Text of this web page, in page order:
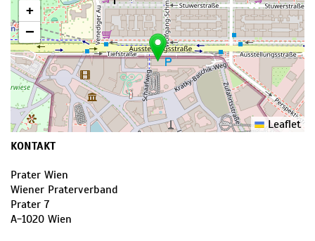
+
−
Leaflet
KONTAKT
Prater Wien
Wiener Praterverband
Prater 7
A-1020 Wien